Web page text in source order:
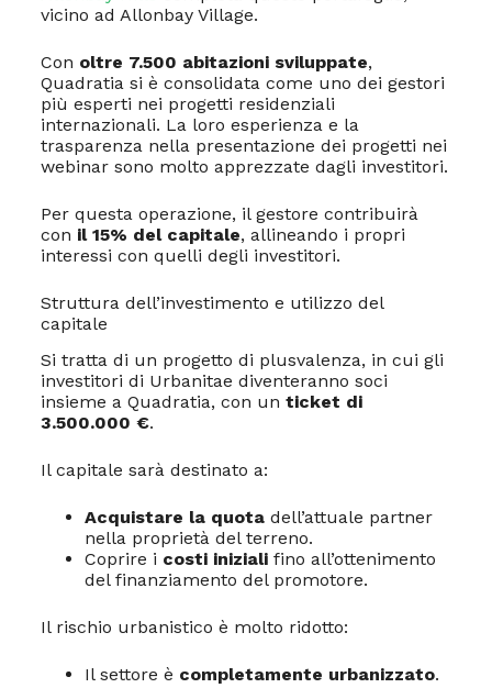
vicino ad Allonbay Village.
Con oltre 7.500 abitazioni sviluppate,
Quadratia si è consolidata come uno dei gestori
più esperti nei progetti residenziali
internazionali. La loro esperienza e la
trasparenza nella presentazione dei progetti nei
webinar sono molto apprezzate dagli investitori.
Per questa operazione, il gestore contribuirà
con il 15% del capitale, allineando i propri
interessi con quelli degli investitori.
Struttura dell’investimento e utilizzo del
capitale
Si tratta di un progetto di plusvalenza, in cui gli
investitori di Urbanitae diventeranno soci
insieme a Quadratia, con un ticket di
3.500.000 €.
Il capitale sarà destinato a:
Acquistare la quotadell’attuale partner
nella proprietà del terreno.
Coprire i costi inizialifino all’ottenimento
del finanziamento del promotore.
Il rischio urbanistico è molto ridotto:
Il settore è completamente urbanizzato.